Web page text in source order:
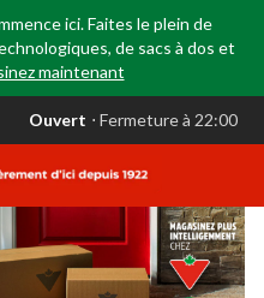
ici. Faites le plein de
de sacs à dos et
maintenant
votre
est
AB,
Ouvert,
Fermeture
Ouvert ⋅ Fermeture à 22:00